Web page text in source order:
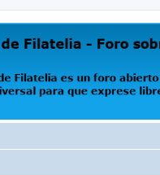
que Afinet ofrece a la